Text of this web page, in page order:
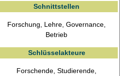
Schnittstellen
Forschung, Lehre, Governance,
Betrieb
Schlüsselakteure
Forschende, Studierende,